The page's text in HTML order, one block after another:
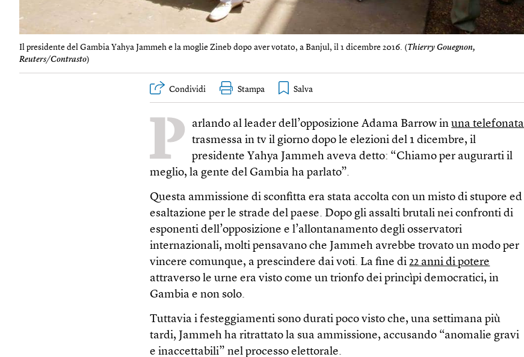
Il presidente del Gambia Yahya Jammeh e la moglie Zineb dopo aver votato, a Banjul, il 1 dicembre 2016. (Thierry Gouegnon,
Reuters/Contrasto)
Condividi Stampa
P arlando al leader dell’opposizione Adama Barrow inuna telefonata
trasmessa in tv il giorno dopo le elezioni del 1 dicembre, il
presidente Yahya Jammeh aveva detto: “Chiamo per augurarti il
meglio, la gente del Gambia ha parlato”.
Questa ammissione di sconfitta era stata accolta con un misto di stupore ed
esaltazione per le strade del paese. Dopo gli assalti brutali nei confronti di
esponenti dell’opposizione e l’allontanamento degli osservatori
internazionali, molti pensavano che Jammeh avrebbe trovato un modo per
vincere comunque, a prescindere dai voti. La fine di22 anni di potere
attraverso le urne era visto come un trionfo dei princìpi democratici, in
Gambia e non solo.
Tuttavia i festeggiamenti sono durati poco visto che, una settimana più
tardi, Jammeh ha ritrattato la sua ammissione, accusando “anomalie gravi
e inaccettabili” nel processo elettorale.